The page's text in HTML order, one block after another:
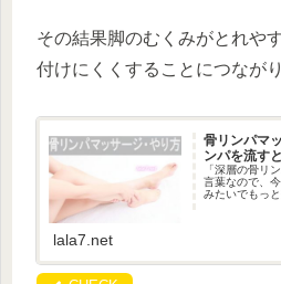
その結果脚のむくみがとれや
付けにくくすることにつながり
骨リンパマ
ンパを流す
「深層の骨リ
言葉なので、
みたいでもっ
調べてみまし
lala7.net